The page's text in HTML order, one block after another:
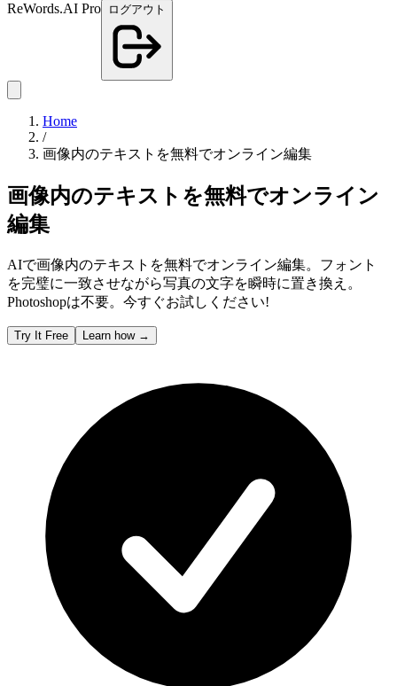
ReWords.AI Pro ログアウト
Home
/
画像内のテキストを無料でオンライン編集
画像内のテキストを無料でオンライン
編集
AIで画像内のテキストを無料でオンライン編集。フォント
を完璧に一致させながら写真の文字を瞬時に置き換え。
Photoshopは不要。今すぐお試しください!
Try It Free Learn how →